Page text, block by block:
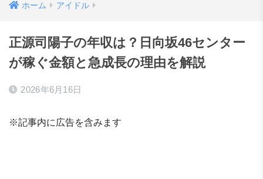
ホーム アイドル
正源司陽子の年収は？日向坂46センター
が稼ぐ金額と急成長の理由を解説
2026年6月16日
※記事内に広告を含みます